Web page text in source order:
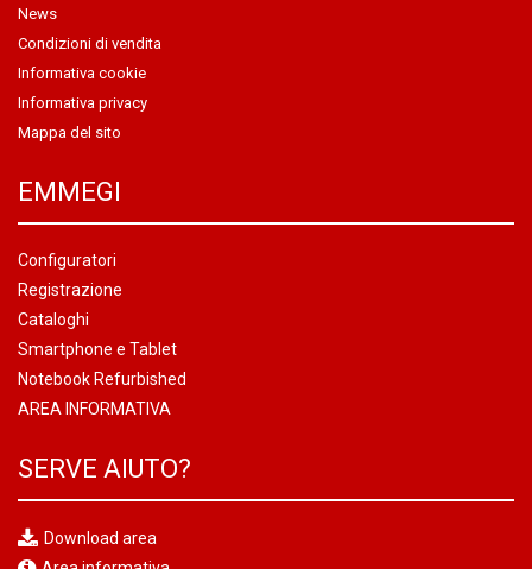
News
Condizioni di vendita
Informativa cookie
Informativa privacy
Mappa del sito
EMMEGI
Configuratori
Registrazione
Cataloghi
Smartphone e Tablet
Notebook Refurbished
AREA INFORMATIVA
SERVE AIUTO?
Download area